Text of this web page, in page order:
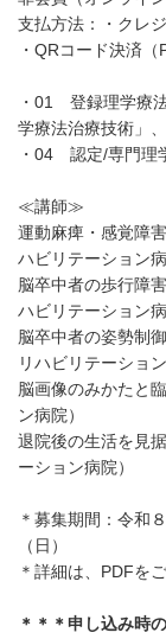
支払方法：・クレ
・QRコード決済（
・01 登録理学療
学療法治療技術」
・04 認定/専門理
≪講師≫
運動麻痺・感覚障
ハビリテーション病
脳卒中者の歩行障
ハビリテーション病
脳卒中者の姿勢制
リハビリテーション
脳画像のみかたと
ン病院）
退院後の生活を見
ーション病院）
＊募集期間：令和
（日）
＊詳細は、PDFを
＊＊＊申し込み時